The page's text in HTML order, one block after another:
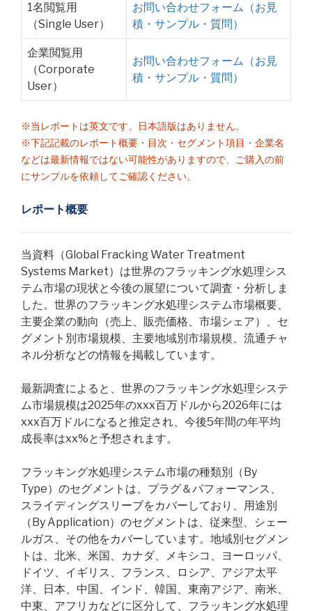
1名閲覧用
（Single User）
お問い合わせフォーム（お見
積・サンプル・質問）
企業閲覧用
（Corporate
User）
お問い合わせフォーム（お見
積・サンプル・質問）
※当レポートは英文です。日本語版はありません。
※下記記載のレポート概要・目次・セグメント項目・企業名
などは最新情報ではない可能性がありますので、ご購入の前
にサンプルを依頼してご確認ください。
レポート概要
当資料（Global Fracking Water Treatment
Systems Market）は世界のフラッキング水処理シス
テム市場の現状と今後の展望について調査・分析しま
した。世界のフラッキング水処理システム市場概要、
主要企業の動向（売上、販売価格、市場シェア）、セ
グメント別市場規模、主要地域別市場規模、流通チャ
ネル分析などの情報を掲載しています。
最新調査によると、世界のフラッキング水処理システ
ム市場規模は2025年のxxx百万ドルから2026年には
xxx百万ドルになると推定され、今後5年間の年平均
成長率はxx%と予想されます。
フラッキング水処理システム市場の種類別（By
Type）のセグメントは、プラグ＆パフォーマンス、
スライディングスリーブをカバーしており、用途別
（By Application）のセグメントは、従来型、シェー
ルガス、その他をカバーしています。地域別セグメン
トは、北米、米国、カナダ、メキシコ、ヨーロッパ、
ドイツ、イギリス、フランス、ロシア、アジア太平
洋、日本、中国、インド、韓国、東南アジア、南米、
中東、アフリカなどに区分して、フラッキング水処理